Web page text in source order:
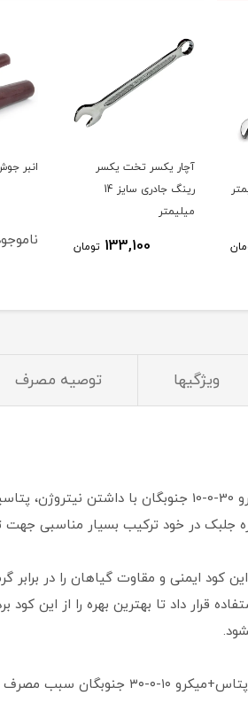
انبر جوش فروزان ۵۵۰ آمپر
کود
ویژگیها توصیه مصرف
کود های پتاس+میکرو 30-0-10 جنوبگان
جلبک در خود ترکیب بسیار مناسبی جهت
قرار داد تا بهترین بهره را از این
دارا بودن ازت برای جذب عناصر بهتر عمل خواهد کرد.